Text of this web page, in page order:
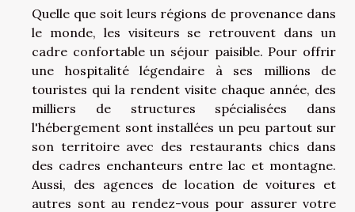
Quelle que soit leurs régions de provenance dans
le monde, les visiteurs se retrouvent dans un
cadre confortable un séjour paisible. Pour offrir
une hospitalité légendaire à ses millions de
touristes qui la rendent visite chaque année, des
milliers de structures spécialisées dans
l'hébergement sont installées un peu partout sur
son territoire avec des restaurants chics dans
des cadres enchanteurs entre lac et montagne.
Aussi, des agences de location de voitures et
autres sont au rendez-vous pour assurer votre